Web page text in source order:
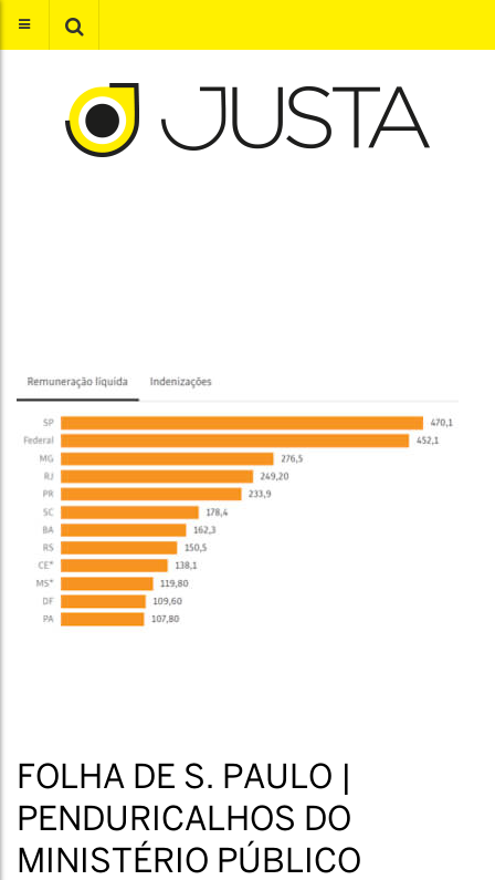
FOLHA DE S. PAULO |
PENDURICALHOS DO
MINISTÉRIO PÚBLICO